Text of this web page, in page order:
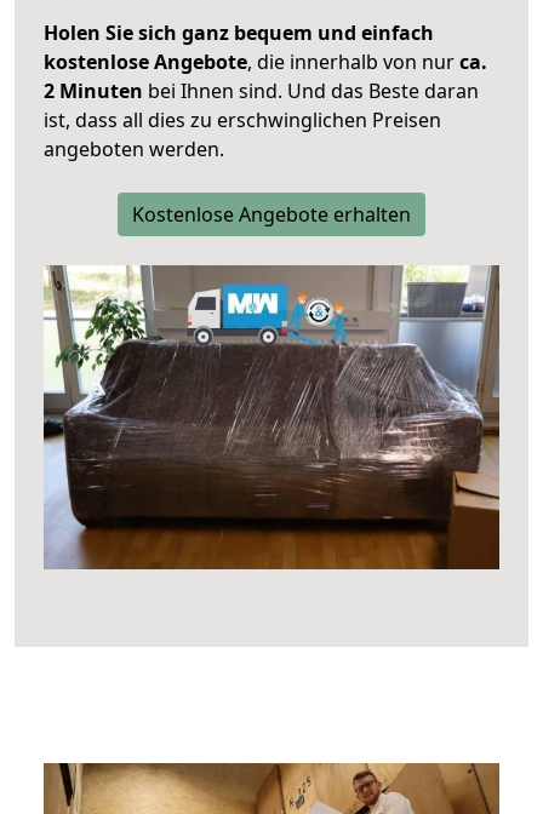
Holen Sie sich ganz bequem und einfach
kostenlose Angebote, die innerhalb von nurca.
2 Minuten bei Ihnen sind. Und das Beste daran
ist, dass all dies zu erschwinglichen Preisen
angeboten werden.
Kostenlose Angebote erhalten